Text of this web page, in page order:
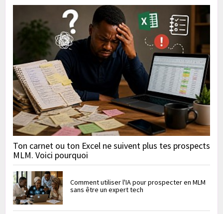
Ton carnet ou ton Excel ne suivent plus tes prospects
MLM. Voici pourquoi
Comment utiliser l'IA pour prospecter en MLM
sans être un expert tech